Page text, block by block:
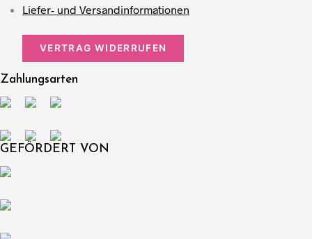
Liefer- und Versandinformationen
VERTRAG WIDERRUFEN
Zahlungsarten
GEFÖRDERT VON